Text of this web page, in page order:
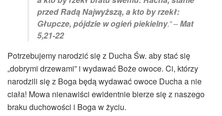
przed Radą Najwyższą, a kto by rzekł:
Głupcze, pójdzie w ogień piekielny.” –Mat
5,21-22
Potrzebujemy narodzić się z Ducha Św. aby stać się
„dobrymi drzewami” i wydawać Boże owoce. Ci, którzy
narodzili się z Boga będą wydawać owoce Ducha a nie
ciała! Mowa nienawiści ewidentnie bierze się z naszego
braku duchowości i Boga w życiu.